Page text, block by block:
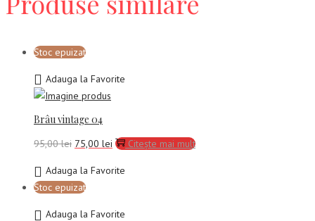
Stoc epuizat
Adauga la Favorite
Brâu vintage 04
95,00lei Prețul
a
fost:
95,00 lei.
75,00 lei Prețul
este:
Citește mai mult
Adauga la Favorite
Stoc epuizat
Adauga la Favorite